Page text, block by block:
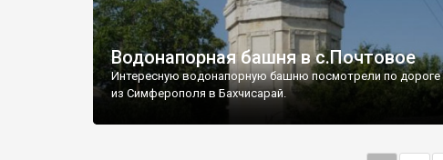
Водонапорная башня в с.Почтовое
Интересную водонапорную башню посмотрели по дороге
из Симферополя в Бахчисарай.